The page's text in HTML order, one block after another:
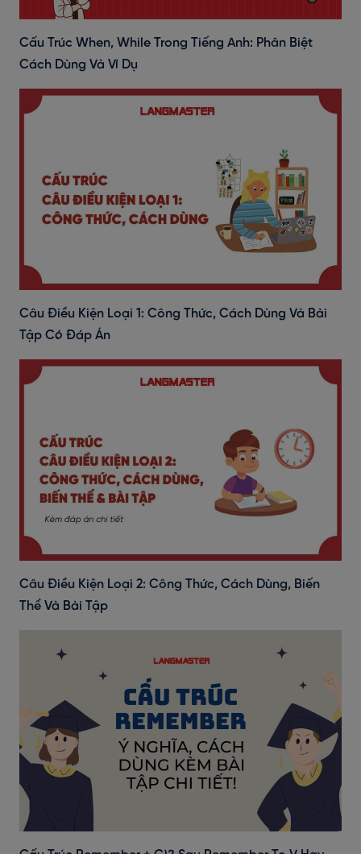
Cấu Trúc When, While Trong Tiếng Anh: Phân Biệt
Cách Dùng Và Ví Dụ
Câu Điều Kiện Loại 1: Công Thức, Cách Dùng Và Bài
Tập Có Đáp Án
Câu Điều Kiện Loại 2: Công Thức, Cách Dùng, Biến
Thể Và Bài Tập